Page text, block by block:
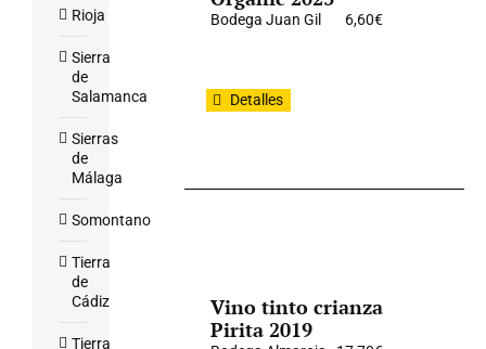
Bodega Juan Gil 6,60€
Detalles
Vino tinto crianza
Pirita 2019
Rioja
Sierra
de
Salamanca
Sierras
de
Málaga
Somontano
Tierra
de
Cádiz
Tierra